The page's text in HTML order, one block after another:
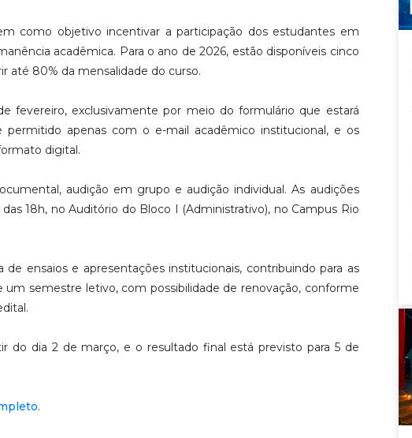
como objetivo incentivar a participação dos estudantes em
acadêmica. Para o ano de 2026, estão disponíveis cinco
até 80% da mensalidade do curso.
fevereiro, exclusivamente por meio do formulário que estará
apenas com o e-mail acadêmico institucional, e os
digital.
audição em grupo e audição individual. As audições
18h, no Auditório do Bloco I (Administrativo), no Campus Rio
ensaios e apresentações institucionais, contribuindo para as
um semestre letivo, com possibilidade de renovação, conforme
do dia 2 de março, e o resultado final está previsto para 5 de
.